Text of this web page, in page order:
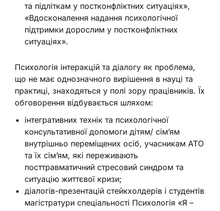
та підліткам у постконфліктних ситуаціях»,
«Вдосконалення надання психологічної
підтримки дорослим у постконфліктних
ситуаціях».
Психологія інтеракцій та діалогу як проблема,
що не має однозначного вирішення в науці та
практиці, знаходяться у полі зору працівників. Їх
обговорення відбувається шляхом:
інтегративних технік та психологічної
консультативної допомоги дітям/ сім’ям
внутрішньо переміщених осіб, учасникам АТО
та їх сім’ям, які переживають
посттравматичний стресовий синдром та
ситуацію життєвої кризи;
діалогів-презентацій стейкхолдерів і студентів
магістратури спеціальності Психологія «Я –